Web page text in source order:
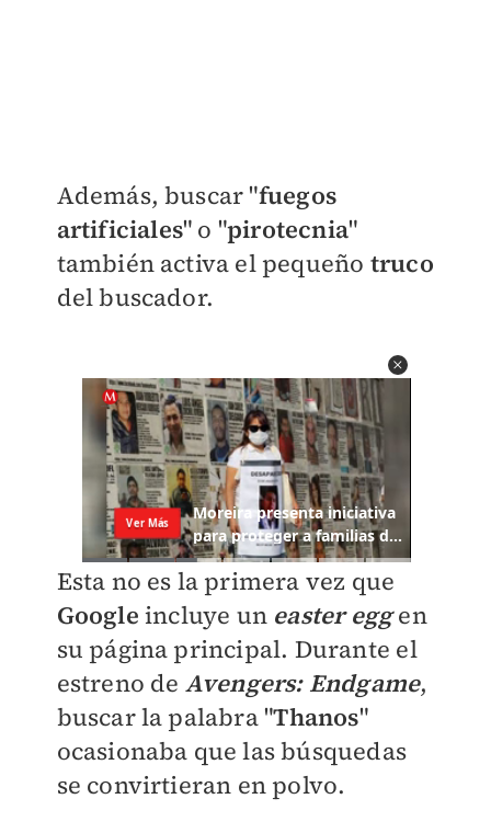
Además, buscar "fuegos
artificiales" o "pirotecnia"
también activa el pequeño truco
del buscador.
Esta no es la primera vez que
Google incluye un easter eggen
su página principal. Durante el
estreno de Avengers: Endgame,
buscar la palabra "Thanos"
ocasionaba que las búsquedas
se convirtieran en polvo.